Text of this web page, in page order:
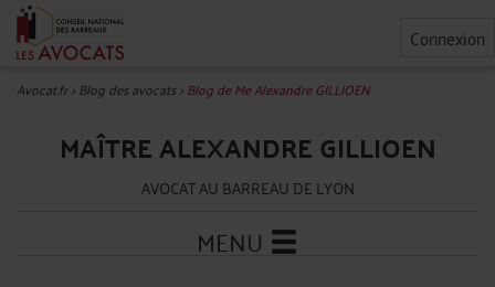
Connexion
Avocat.fr>Blog des avocats>Blog de Me Alexandre GILLIOEN
MAÎTRE ALEXANDRE GILLIOEN
AVOCAT AU BARREAU DE LYON
MENU